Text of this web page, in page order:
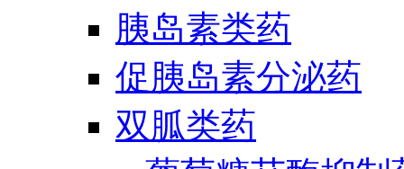
胰岛素类药
促胰岛素分泌药
双胍类药